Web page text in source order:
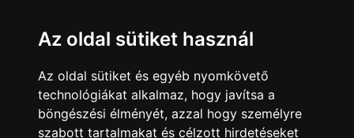
Az oldal sütiket használ
Az oldal sütiket és egyéb nyomkövető
technológiákat alkalmaz, hogy javítsa a
böngészési élményét, azzal hogy személyre
szabott tartalmakat és célzott hirdetéseket